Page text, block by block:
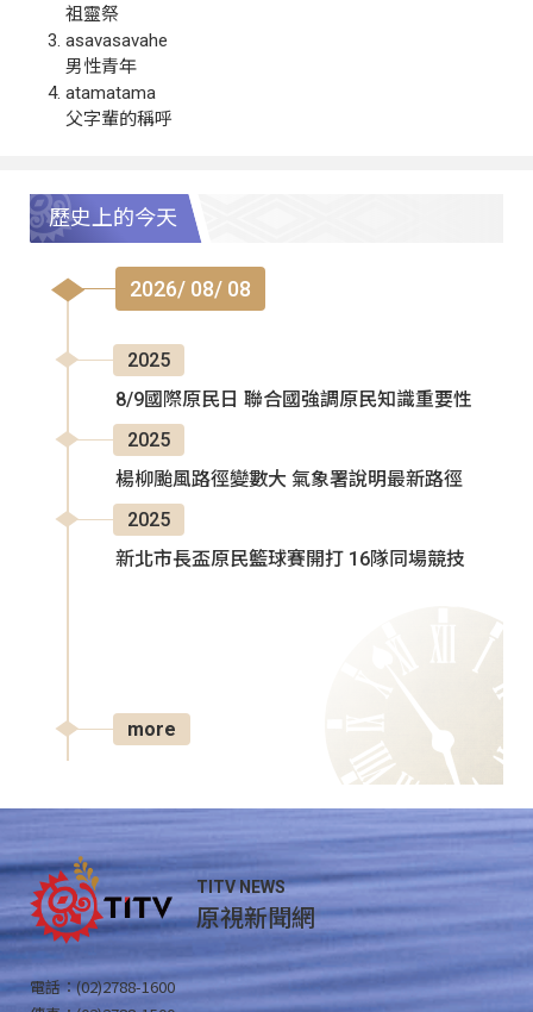
祖靈祭
asavasavahe
男性青年
atamatama
父字輩的稱呼
歷史上的今天
2026/ 08/ 08
2025
8/9國際原民日 聯合國強調原民知識重要性
2025
楊柳颱風路徑變數大 氣象署說明最新路徑
2025
新北市長盃原民籃球賽開打 16隊同場競技
more
TITV NEWS
原視新聞網
電話：(02)2788-1600